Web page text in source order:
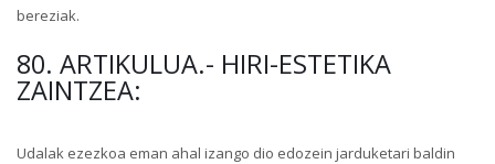
bereziak.
80. ARTIKULUA.- HIRI-ESTETIKA
ZAINTZEA:
Udalak ezezkoa eman ahal izango dio edozein jarduketari baldin